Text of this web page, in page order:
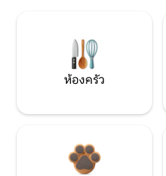
ห้องครัว